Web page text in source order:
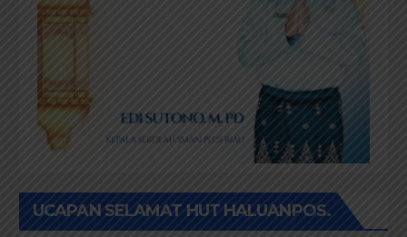
UCAPAN SELAMAT HUT HALUANPOS.